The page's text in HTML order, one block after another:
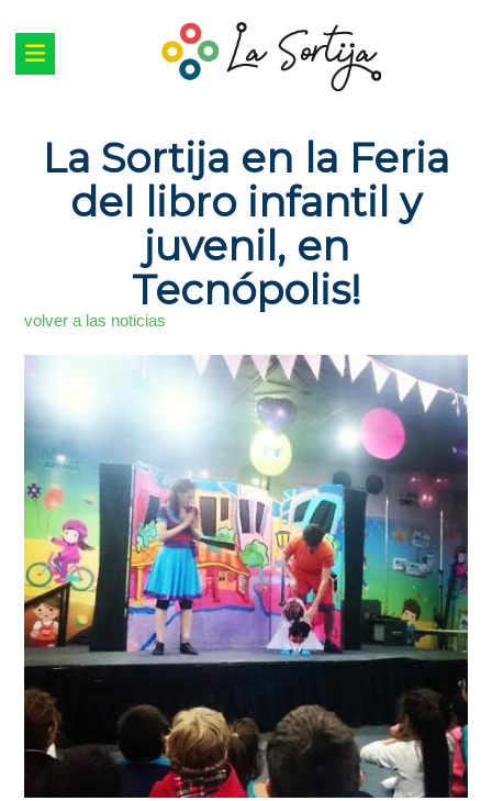
La Sortija en la Feria
del libro infantil y
juvenil, en
Tecnópolis!
volver a las noticias